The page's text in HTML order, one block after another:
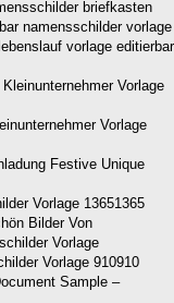
briefkasten
namensschilder vorlage
vorlage editierbar
Vorlage
Vorlage 13651365
Vorlage 910910